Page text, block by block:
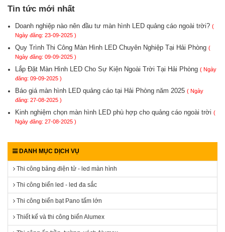
Tin tức mới nhất
Doanh nghiệp nào nên đầu tư màn hình LED quảng cáo ngoài trời? (
Ngày đăng: 23-09-2025 )
Quy Trình Thi Công Màn Hình LED Chuyên Nghiệp Tại Hải Phòng (
Ngày đăng: 09-09-2025 )
Lắp Đặt Màn Hình LED Cho Sự Kiện Ngoài Trời Tại Hải Phòng ( Ngày
đăng: 09-09-2025 )
Báo giá màn hình LED quảng cáo tại Hải Phòng năm 2025 ( Ngày
đăng: 27-08-2025 )
Kinh nghiệm chọn màn hình LED phù hợp cho quảng cáo ngoài trời (
Ngày đăng: 27-08-2025 )
DANH MỤC DỊCH VỤ
Thi công bảng điện tử - led màn hình
Thi công biển led - led đa sắc
Thi công biển bạt Pano tấm lớn
Thiết kế và thi công biển Alumex